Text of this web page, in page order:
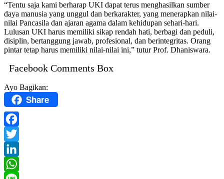
“Tentu saja kami berharap UKI dapat terus menghasilkan sumber
daya manusia yang unggul dan berkarakter, yang menerapkan nilai-
nilai Pancasila dan ajaran agama dalam kehidupan sehari-hari.
Lulusan UKI harus memiliki sikap rendah hati, berbagi dan peduli,
disiplin, bertanggung jawab, profesional, dan berintegritas. Orang
pintar tetap harus memiliki nilai-nilai ini,” tutur Prof. Dhaniswara.
Facebook Comments Box
Ayo Bagikan:
Share
Facebook
Twitter
LinkedIn